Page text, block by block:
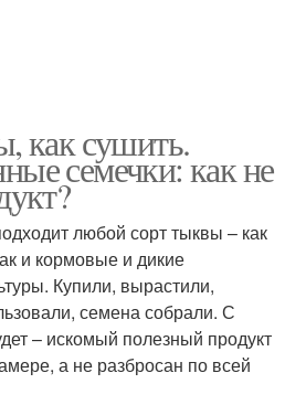
как сушить.
семечки: как не
любой сорт тыквы – как
и кормовые и дикие
Купили, вырастили,
семена собрали. С
– искомый полезный продукт
а не разбросан по всей